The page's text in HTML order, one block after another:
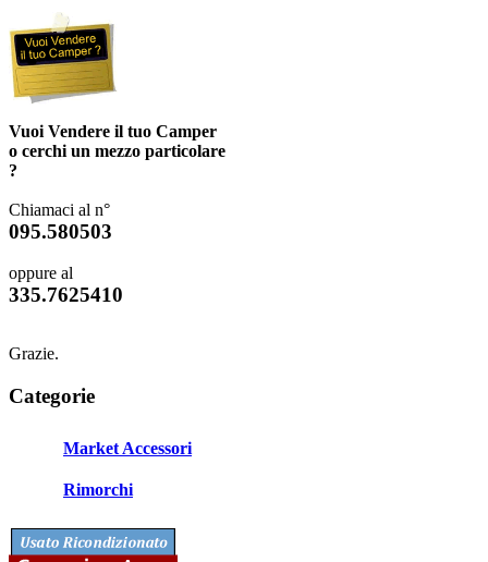
Vuoi Vendere il tuo Camper
o cerchi un mezzo particolare
?
Chiamaci al n°
095.580503
oppure al
335.7625410
Grazie.
Categorie
Market Accessori
Rimorchi